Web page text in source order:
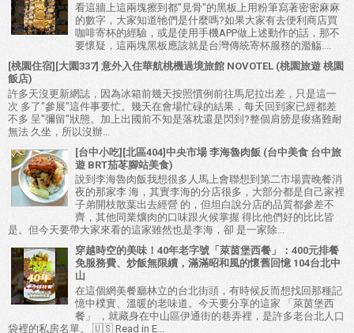
看這牆上這兩塊擦到都"見骨"的黑板上用粉筆寫著密密麻麻
的數字，大家知道牠們是什麼嗎?如果大家有去便利商店買
咖啡寄杯的經驗，或是使用手機APP做上述動作的話，那不
要懷疑，這兩塊黑板應該就是台灣傳統寄杯服務的濫觴....
[桃園住宿][大園337] 意外入住華航桃機過境旅館 NOVOTEL (桃園旅遊 桃園
飯店)
許多天沒更新網誌，因為冰箱前幾天按照慣例前往馬尼拉出差，只是這一
次 多了"參展"這件事要忙。幾天在會場忙碌的結果，每天回到家已經都差
不多 呈"彌留"狀態。加上出國前不知是落枕還是閃到?整個肩膀是痠痛難耐
無法 久坐，所以沒辦...
[台中小吃][北區404]中央市場 李海魯肉飯 (台中美食 台中旅
遊 BRT茄苳腳站美食)
說到李海魯肉飯我想很多人馬上會聯想到第二市場賣晚餐消
夜的那家李 海，其實李海的分店很多，大部分都是自己家裡
子弟開枝散葉出去經營 的，但坦白說分店的品質都參差不
齊，其他同業爌肉的口味跟火候掌握 得比他們好的比比皆
是。但今天要帶大家來看的這家雖然也是李海，卻 是一家除...
穿越時空的美味！40年老字號「萊茵堡西餐」：400元排餐
免服務費、炒飯無限續，滿滿昭和風的懷舊回憶 104台北中
山
在這個網美餐廳林立的台北街頭，有時候反而想找回那種記
憶中樸實、溫暖的老味道。今天要分享的這家 「萊茵堡西
餐」 ，就藏身在中山區伊通街的巷弄裡，是許多老台北人口
袋裡的私房名單。 🇺🇸 Read in E...